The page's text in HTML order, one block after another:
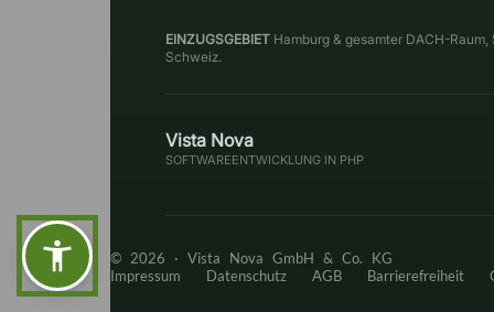
EINZUGSGEBIET Hamburg & gesamter DACH-
Schweiz.
Vista Nova
SOFTWAREENTWICKLUNG IN PHP
© 2026 · Vista Nova GmbH & Co. KG
Impressum
Datenschutz AGB Barrierefreiheit